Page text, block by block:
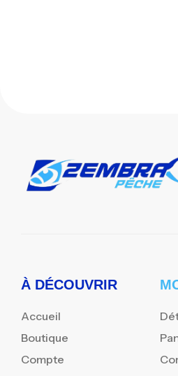
À DÉCOUVRIR
Accueil
Boutique
Compte